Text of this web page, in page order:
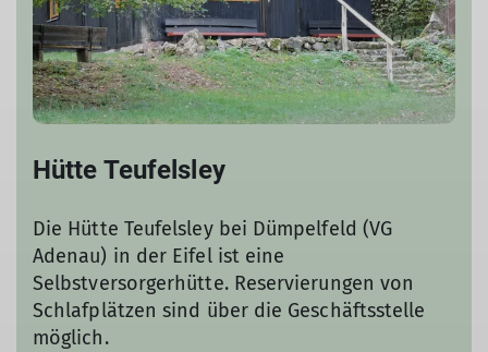
Hütte Teufelsley
Die Hütte Teufelsley bei Dümpelfeld (VG
Adenau) in der Eifel ist eine
Selbstversorgerhütte. Reservierungen von
Schlafplätzen sind über die Geschäftsstelle
möglich.